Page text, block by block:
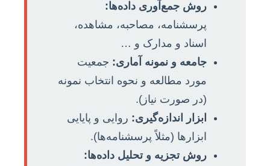
روش جمع‌آوری داده‌ها:
پرسشنامه، مصاحبه، مشاهده،
اسناد و مدارک و …
جامعه و نمونه آماری: جمعیت
مورد مطالعه و نحوه انتخاب نمونه
(در صورت نیاز).
ابزار اندازه‌گیری: روایی و پایایی
ابزارها (مثلاً پرسشنامه‌ها).
روش تجزیه و تحلیل داده‌ها: